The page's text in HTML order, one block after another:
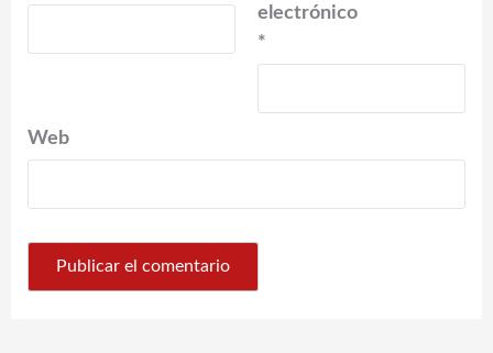
electrónico
*
Web